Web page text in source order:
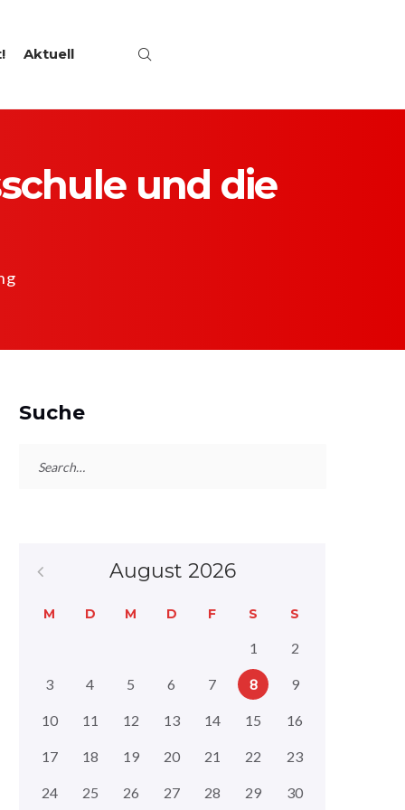
Aktuell
und die
Suche
August 2026
M D M D F S S
1 2
3 4 5 6 7 8 9
10 11 12 13 14 15 16
17 18 19 20 21 22 23
24 25 26 27 28 29 30